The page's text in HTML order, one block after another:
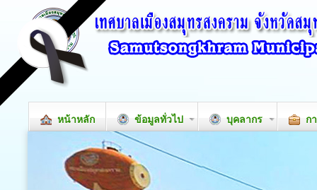
หน้าหลัก ข้อมูลทั่วไป บุคลากร ก